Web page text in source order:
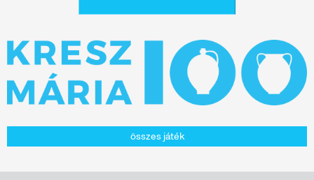
összes játék